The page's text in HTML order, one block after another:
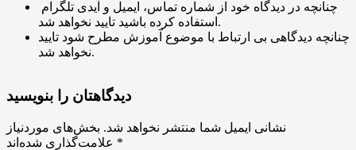
استفاده کرده باشید تایید نخواهد شد.
چنانچه دیدگاهی بی ارتباط با موضوع آموزش مطرح شود تایید
نخواهد شد.
دیدگاهتان را بنویسید
نشانی ایمیل شما منتشر نخواهد شد. بخش‌های موردنیاز
*